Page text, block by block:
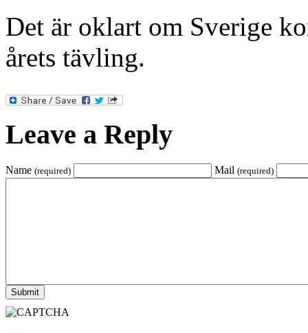
Det är oklart om Sverige
årets tävling.
Leave a Reply
Name (required) Mail (required)